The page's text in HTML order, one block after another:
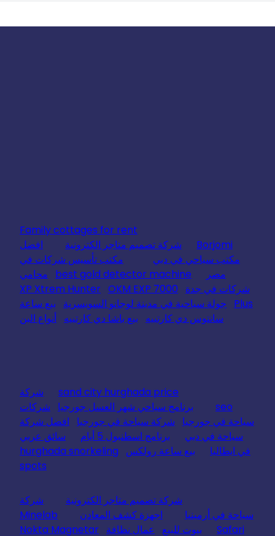
Family cottages for rent
Borjomi
شركة تصميم متاجر الكترونية
افضل
مكتب سياحي في دبي
مكتب تأسيس شركات في
مصر
best gold detector machine
محامي
شركات في جدة
XP Xtrem Hunter OKM EXP 7000
Plus
جولة سياحية في مدينة لوجانو السويسرية
بيع ساعة
سانتوس دي كارتييه
بيع باشا دي كارتييه أنواع البن
sand city hurghada price
شركة
seo
برنامج سياحي شهر العسل جورجيا
شركات
سياحة في جورجيا
شركة سياحة في جورجيا
افضل شركة
سياحة في دبي
برنامج اسطنبول 5 أيام
سائق عربي
في ايطاليا
بيع ساعة رولكس
hurghada snorkeling
spots
شركة تصميم متاجر الكترونية
شركة
سياحة في أرمينيا
اجهزة كشف المعادن
Minelab
Safari
بيوت للبيع عمال نظافة Nokta Magnetar